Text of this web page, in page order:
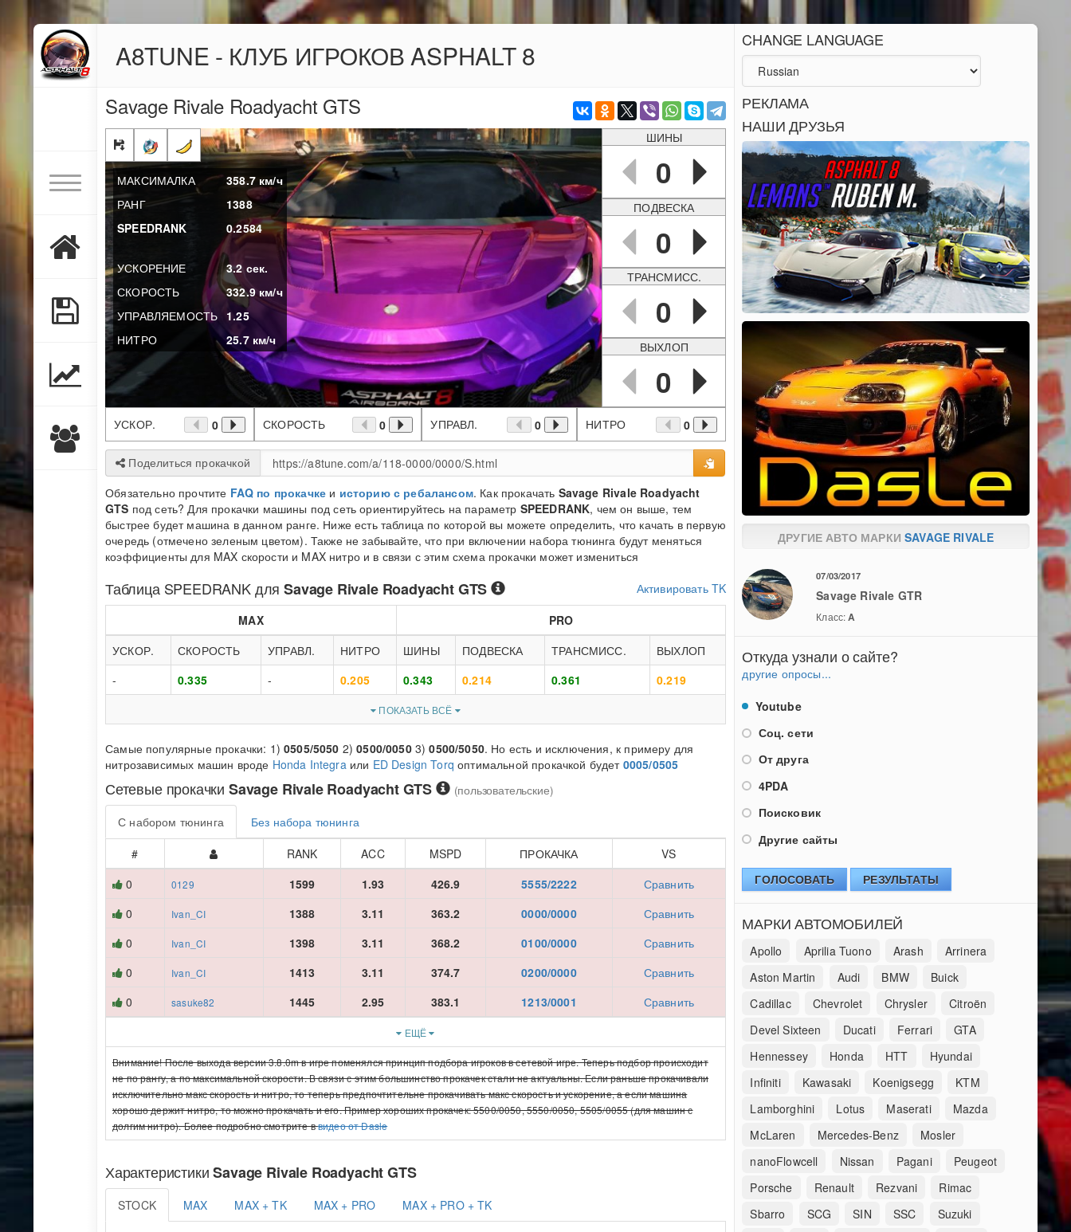
A8TUNE - КЛУБ ИГРОКОВ ASPHALT 8
Savage Rivale Roadyacht GTS
МАКСИМАЛКА 358.7км/ч
РАНГ
1388
SPEEDRANK
0.2584
УСКОРЕНИЕ 3.2сек.
СКОРОСТЬ
332.9км/ч
УПРАВЛЯЕМОСТЬ 1.25
НИТРО
25.7км/ч
ШИНЫ
0
ПОДВЕСКА
0
ТРАНСМИСС.
0
ВЫХЛОП
0
УСКОР. 0 СКОРОСТЬ 0 УПРАВЛ. 0 НИТРО 0
Поделиться прокачкой
Обязательно прочтите FAQ по прокачке и историю с ребалансом. Как прокачать Savage Rivale Roadyacht
GTS под сеть? Для прокачки машины под сеть ориентируйтесь на параметр SPEEDRANK, чем он выше, тем
быстрее будет машина в данном ранге. Ниже есть таблица по которой вы можете определить, что качать в первую
очередь (отмечено зеленым цветом). Также не забывайте, что при включении набора тюнинга будут меняться
коэффициенты для MAX скорости и MAX нитро и в связи с этим схема прокачки может измениться
Таблица SPEEDRANKдляSavage Rivale Roadyacht GTS
Активировать TK
MAX
PRO
УСКОР.
СКОРОСТЬ УПРАВЛ. НИТРО ШИНЫ ПОДВЕСКА ТРАНСМИСС.
ВЫХЛОП
-
0.335 - 0.205 0.343 0.214 0.361 0.219
ПОКАЗАТЬ ВСЁ
Самые популярные прокачки: 1)0505/5050 2)0500/00503)0500/5050. Но есть и исключения, к примеру для
нитрозависимых машин вроде Honda Integraили ED Design Torq оптимальной прокачкой будет 0005/0505
Сетевые прокачки Savage Rivale Roadyacht GTS (пользовательские)
С набором тюнинга
Без набора тюнинга
#
RANK ACC MSPD ПРОКАЧКА
VS
0
0129 1599 1.93 426.9 5555/2222
Сравнить
0
Ivan_CI 1388 3.11 363.2 0000/0000
Сравнить
0
Ivan_CI 1398 3.11 368.2 0100/0000
Сравнить
0
Ivan_CI 1413 3.11 374.7 0200/0000
Сравнить
0
sasuke82 1445 2.95 383.1 1213/0001 Сравнить
ЕЩЁ
Внимание! После выхода версии 3.8.0m в игре поменялся принцип подбора игроков в сетевой игре. Теперь подбор происходит
не по рангу, а по максимальной скорости. В связи с этим большинство прокачек стали не актуальны. Если раньше прокачивали
исключительно макс скорость и нитро, то теперь предпочтительне прокачивать макс скорость и ускорение, а если машина
хорошо держит нитро, то можно прокачать и его. Пример хороших прокачек: 5500/0050, 5550/0050, 5505/0055 (для машин с
долгим нитро). Более подробно смотрите ввидео от Dasle
ХарактеристикиSavage Rivale Roadyacht GTS
STOCK MAX MAX + TK MAX + PRO MAX + PRO + TK
CHANGE LANGUAGE
РЕКЛАМА
НАШИ ДРУЗЬЯ
ДРУГИЕ АВТО МАРКИSAVAGE RIVALE
07/03/2017
Savage Rivale GTR
Класс:A
Откуда узнали о сайте?
другие опросы...
Youtube
Соц. сети
От друга
4PDA
Поисковик
Другие сайты
ГОЛОСОВАТЬ РЕЗУЛЬТАТЫ
МАРКИ АВТОМОБИЛЕЙ
Apollo Aprilia Tuono Arash
Arrinera
Aston Martin
Audi BMW
Buick
Cadillac
Chevrolet Chrysler
Citroën
Devel Sixteen
Ducati Ferrari
GTA
Hennessey
Honda HTT
Hyundai
Infiniti
Kawasaki Koenigsegg
KTM
Lamborghini
Lotus Maserati
Mazda
McLaren
Mercedes-Benz
Mosler
nanoFlowcell
Nissan Pagani
Peugeot
Porsche
Renault Rezvani
Rimac
Sbarro
SCG SIN SSC
Suzuki